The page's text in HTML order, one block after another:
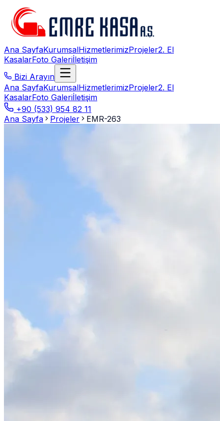
Ana SayfaKurumsalHizmetlerimizProjeler2. El
KasalarFoto Galeriİletişim
Bizi Arayın
Ana SayfaKurumsalHizmetlerimizProjeler2. El
KasalarFoto Galeriİletişim
+90 (533) 954 82 11
Ana Sayfa
Projeler EMR-263